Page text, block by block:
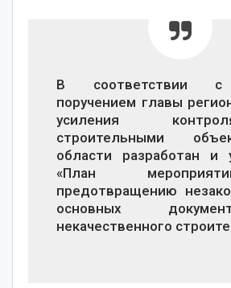
В соответствии
поручением главы
усиления
строительными
области разработан и
«План
предотвращению
основных
некачественного